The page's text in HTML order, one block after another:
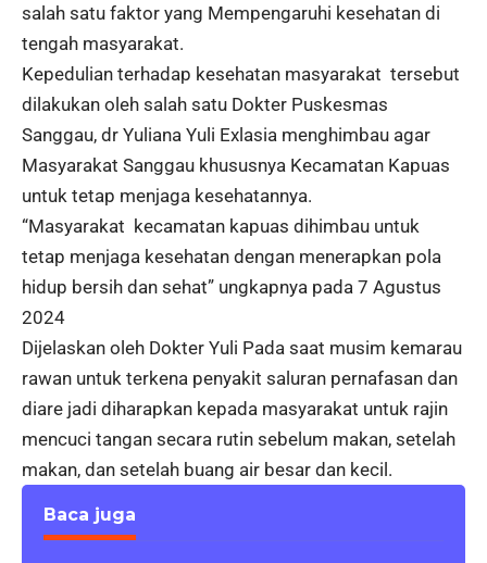
salah satu faktor yang Mempengaruhi kesehatan di
tengah masyarakat.
Kepedulian terhadap kesehatan masyarakat tersebut
dilakukan oleh salah satu Dokter Puskesmas
Sanggau, dr Yuliana Yuli Exlasia menghimbau agar
Masyarakat Sanggau khususnya Kecamatan Kapuas
untuk tetap menjaga kesehatannya.
“Masyarakat kecamatan kapuas dihimbau untuk
tetap menjaga kesehatan dengan menerapkan pola
hidup bersih dan sehat” ungkapnya pada 7 Agustus
2024
Dijelaskan oleh Dokter Yuli Pada saat musim kemarau
rawan untuk terkena penyakit saluran pernafasan dan
diare jadi diharapkan kepada masyarakat untuk rajin
mencuci tangan secara rutin sebelum makan, setelah
makan, dan setelah buang air besar dan kecil.
Baca juga